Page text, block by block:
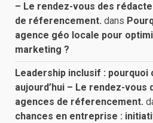
– Le rendez-vous des
de réferencement. dans
agence géo locale pour
marketing ?
Leadership inclusif : pourquoi
aujourd’hui – Le rendez-
agences de réferencement.
chances en entreprise :